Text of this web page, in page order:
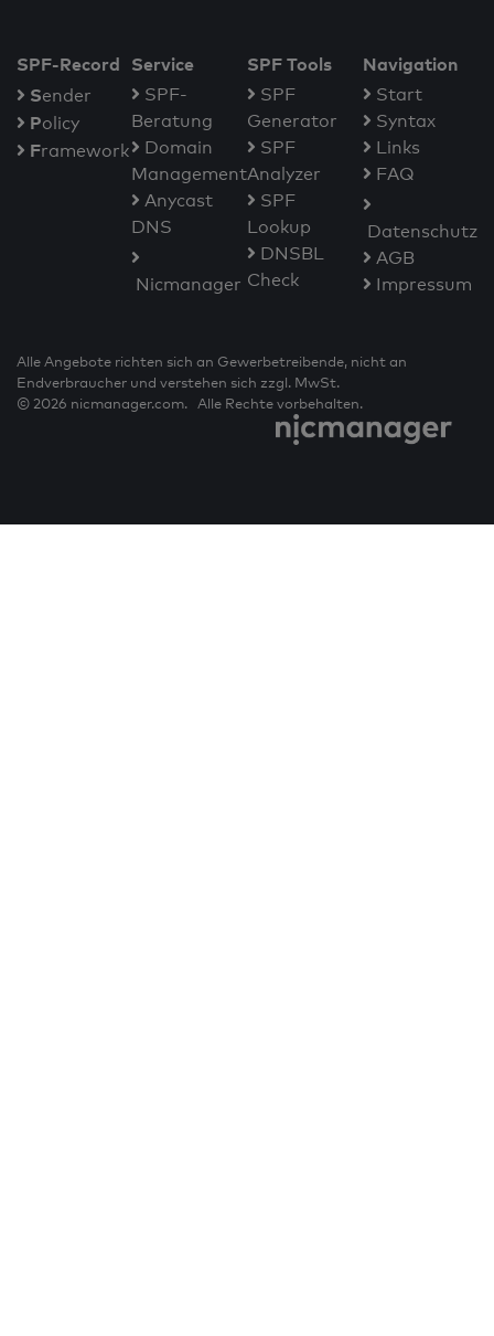
SPF-Record
Sender
Policy
Framework
Service
SPF-
Beratung
Domain
Management
Anycast
DNS
Nicmanager
SPF Tools
SPF
Generator
SPF
Analyzer
SPF
Lookup
DNSBL
Check
Navigation
Start
Syntax
Links
FAQ
Datenschutz
AGB
Impressum
Alle Angebote richten sich an Gewerbetreibende, nicht an
Endverbraucher und verstehen sich zzgl. MwSt.
© 2026 nicmanager.com. Alle Rechte vorbehalten.